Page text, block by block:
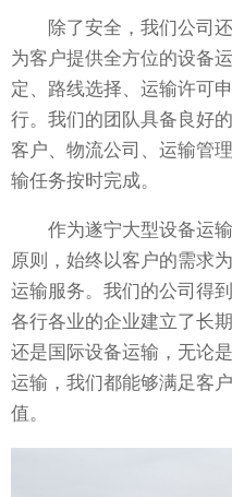
除了安全，我们公司还
为客户提供全方位的设备
定、路线选择、运输许可
行。我们的团队具备良好
客户、物流公司、运输管
输任务按时完成。
作为遂宁大型设备运输
原则，始终以客户的需求
运输服务。我们的公司得
各行各业的企业建立了长
还是国际设备运输，无论
运输，我们都能够满足客
值。